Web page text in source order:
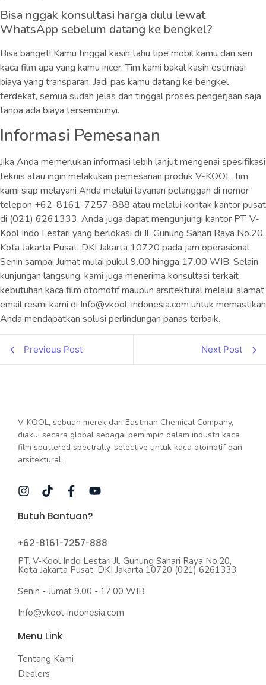
Bisa nggak konsultasi harga dulu lewat
WhatsApp sebelum datang ke bengkel?
Bisa banget! Kamu tinggal kasih tahu tipe mobil kamu dan seri
kaca film apa yang kamu incer. Tim kami bakal kasih estimasi
biaya yang transparan. Jadi pas kamu datang ke bengkel
terdekat, semua sudah jelas dan tinggal proses pengerjaan saja
tanpa ada biaya tersembunyi.
Informasi Pemesanan
Jika Anda memerlukan informasi lebih lanjut mengenai spesifikasi
teknis atau ingin melakukan pemesanan produk V-KOOL, tim
kami siap melayani Anda melalui layanan pelanggan di nomor
telepon +62-8161-7257-888 atau melalui kontak kantor pusat
di (021) 6261333. Anda juga dapat mengunjungi kantor PT. V-
Kool Indo Lestari yang berlokasi di Jl. Gunung Sahari Raya No.20,
Kota Jakarta Pusat, DKI Jakarta 10720 pada jam operasional
Senin sampai Jumat mulai pukul 9.00 hingga 17.00 WIB. Selain
kunjungan langsung, kami juga menerima konsultasi terkait
kebutuhan kaca film otomotif maupun arsitektural melalui alamat
email resmi kami di Info@vkool-indonesia.com untuk memastikan
Anda mendapatkan solusi perlindungan panas terbaik.
Previous Post Next Post
V-KOOL, sebuah merek dari Eastman Chemical Company,
diakui secara global sebagai pemimpin dalam industri kaca
film sputtered spectrally-selective untuk kaca otomotif dan
arsitektural.
Butuh Bantuan?
+62-8161-7257-888
PT. V-Kool Indo Lestari Jl. Gunung Sahari Raya No.20,
Kota Jakarta Pusat, DKI Jakarta 10720 (021) 6261333
Senin - Jumat 9.00 - 17.00 WIB
Info@vkool-indonesia.com
Menu Link
Tentang Kami
Dealers